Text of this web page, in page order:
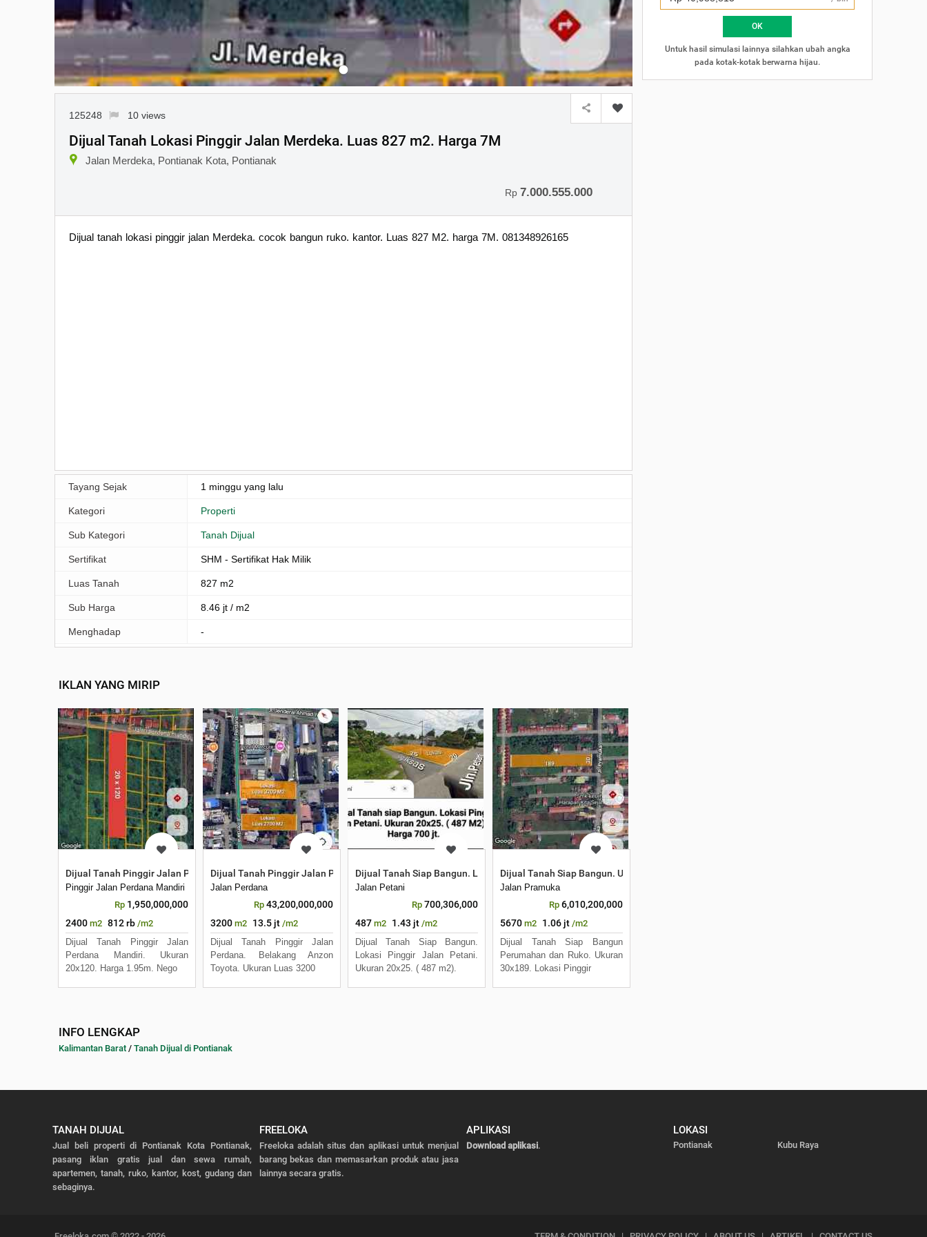
125248 10 views
Dijual Tanah Lokasi Pinggir Jalan Merdeka. Luas 827 m2. Harga 7M
Jalan Merdeka, Pontianak Kota, Pontianak
Rp 7.000.555.000
Dijual tanah lokasi pinggir jalan Merdeka. cocok bangun ruko. kantor. Luas 827 M2. harga 7M. 081348926165
Tayang Sejak 1 minggu yang lalu
Kategori Properti
Sub Kategori Tanah Dijual
Sertifikat SHM - Sertifikat Hak Milik
Luas Tanah 827 m2
Sub Harga 8.46 jt / m2
Menghadap -
IKLAN YANG MIRIP
Dijual Tanah Pinggir Jalan Perdana Mandiri. Ukuran 20x120
Pinggir Jalan Perdana Mandiri
Rp 1,950,000,000
2400 m2 812 rb /m2
Dijual Tanah Pinggir Jalan
Perdana Mandiri. Ukuran
20x120. Harga 1.95m. Nego
Dijual Tanah Pinggir Jalan Perdana. Belakang Anzon Toyota
Jalan Perdana
Rp 43,200,000,000
3200 m2 13.5 jt /m2
Dijual Tanah Pinggir Jalan
Perdana. Belakang Anzon
Toyota. Ukuran Luas 3200
Dijual Tanah Siap Bangun. Lokasi Pinggir Jalan Petani
Jalan Petani
Rp 700,306,000
487 m2 1.43 jt /m2
Dijual Tanah Siap Bangun.
Lokasi Pinggir Jalan Petani.
Ukuran 20x25. ( 487 m2).
Dijual Tanah Siap Bangun. Ukuran 30x189. Pinggir Jalan Pramuka
Jalan Pramuka
Rp 6,010,200,000
5670 m2 1.06 jt /m2
Dijual Tanah Siap Bangun
Perumahan dan Ruko. Ukuran
30x189. Lokasi Pinggir
INFO LENGKAP
Kalimantan Barat / Tanah Dijual di Pontianak
OK
Untuk hasil simulasi lainnya silahkan ubah angka
pada kotak-kotak berwarna hijau.
TANAH DIJUAL
Jual beli properti di Pontianak Kota Pontianak,
pasang iklan gratis jual dan sewa rumah,
apartemen, tanah, ruko, kantor, kost, gudang dan
sebaginya.
FREELOKA
Freeloka adalah situs dan aplikasi untuk menjual
barang bekas dan memasarkan produk atau jasa
lainnya secara gratis.
APLIKASI
Download aplikasi.
LOKASI
Pontianak Kubu Raya